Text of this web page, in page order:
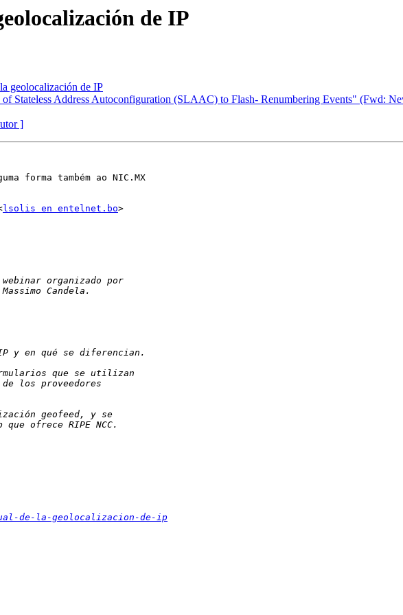
de IP
geolocalización de IP
Stateless Address Autoconfiguration (SLAAC) to Flash- Renumbering Events" (Fwd:
]
forma também ao NIC.MX
lsolis en entelnet.bo>
de-la-geolocalizacion-de-ip